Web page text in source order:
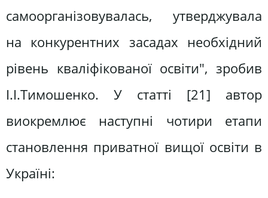
самоорганізовувалась, утверджувала
на конкурентних засадах необхідний
рівень кваліфікованої освіти", зробив
І.І.Тимошенко. У статті [21] автор
виокремлює наступні чотири етапи
становлення приватної вищої освіти в
Україні: